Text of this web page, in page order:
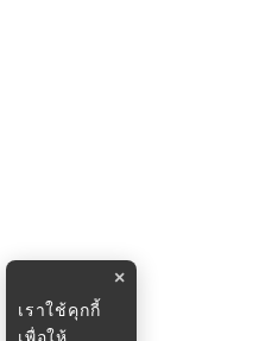
×
เราใช้คุกกี้